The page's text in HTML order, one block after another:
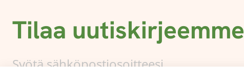
Tilaa uutiskirjeemme